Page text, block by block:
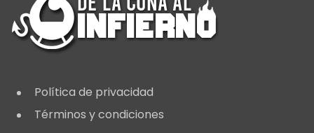
Política de privacidad
Términos y condiciones